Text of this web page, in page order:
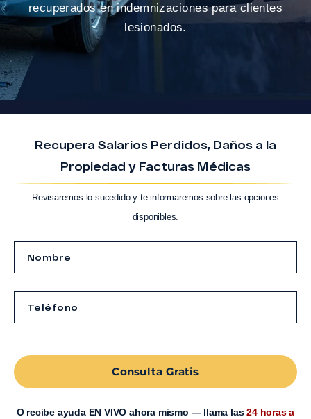
recuperados en indemnizaciones para clientes
lesionados.
Recupera Salarios Perdidos, Daños a la
Propiedad y Facturas Médicas
Revisaremos lo sucedido y te informaremos sobre las opciones
disponibles.
Consulta Gratis
O recibe ayuda EN VIVO ahora mismo — llama las24 horas a